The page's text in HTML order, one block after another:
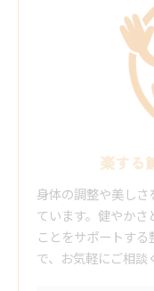
楽する
身体の調整や美し
ています。健やか
ことをサポートす
で、お気軽にご相談